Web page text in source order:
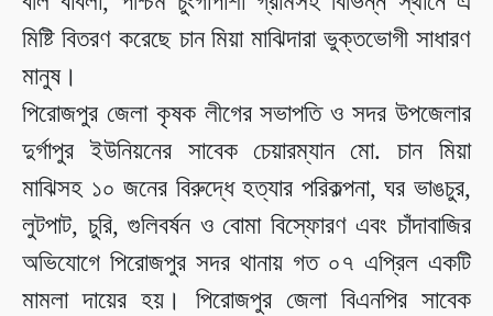
মিষ্টি বিতরণ করেছে চান মিয়া মাঝিদারা ভুক্তভোগী সাধারণ
মানুষ।
পিরোজপুর জেলা কৃষক লীগের সভাপতি ও সদর উপজেলার
দুর্গাপুর ইউনিয়নের সাবেক চেয়ারম্যান মো. চান মিয়া
মাঝিসহ ১০ জনের বিরুদ্ধে হত্যার পরিকল্পনা, ঘর ভাঙচুর,
লুটপাট, চুরি, গুলিবর্ষন ও বোমা বিস্ফোরণ এবং চাঁদাবাজির
অভিযোগে পিরোজপুর সদর থানায় গত ০৭ এপ্রিল একটি
মামলা দায়ের হয়। পিরোজপুর জেলা বিএনপির সাবেক